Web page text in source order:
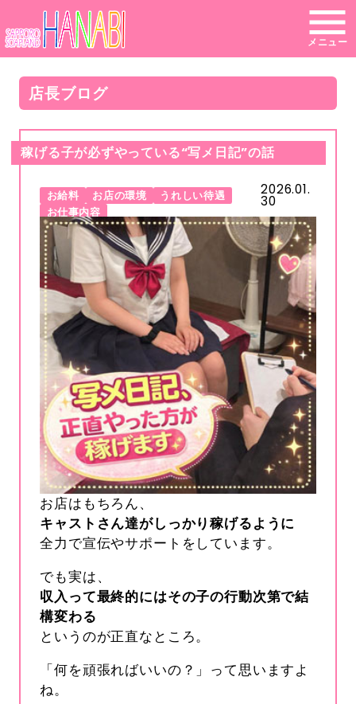
メニュー
店長ブログ
稼げる子が必ずやっている“写メ日記”の話
お給料 お店の環境
うれしい待遇
お仕事内容
2026.01.
30
お店はもちろん、
キャストさん達がしっかり稼げるように
全力で宣伝やサポートをしています。
でも実は、
収入って最終的にはその子の行動次第で結
構変わる
というのが正直なところ。
「何を頑張ればいいの？」って思いますよ
ね。